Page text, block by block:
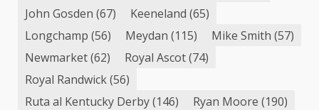
John Gosden (67) Keeneland (65)
Longchamp (56) Meydan (115) Mike Smith (57)
Newmarket(62) Royal Ascot(74)
Royal Randwick(56)
Ruta al Kentucky Derby(146) Ryan Moore (190)